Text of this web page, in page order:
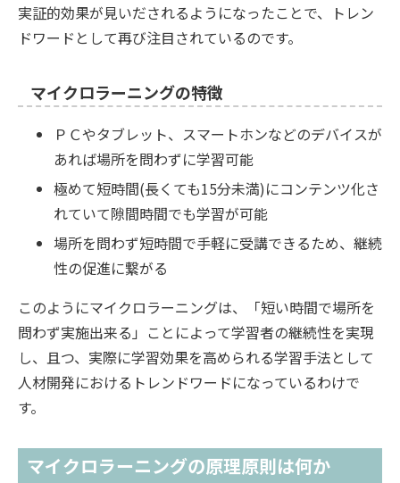
実証的効果が見いだされるようになったことで、トレン
ドワードとして再び注目されているのです。
マイクロラーニングの特徴
ＰＣやタブレット、スマートホンなどのデバイスが
あれば場所を問わずに学習可能
極めて短時間(長くても15分未満)にコンテンツ化さ
れていて隙間時間でも学習が可能
場所を問わず短時間で手軽に受講できるため、継続
性の促進に繋がる
このようにマイクロラーニングは、「短い時間で場所を
問わず実施出来る」ことによって学習者の継続性を実現
し、且つ、実際に学習効果を高められる学習手法として
人材開発におけるトレンドワードになっているわけで
す。
マイクロラーニングの原理原則は何か